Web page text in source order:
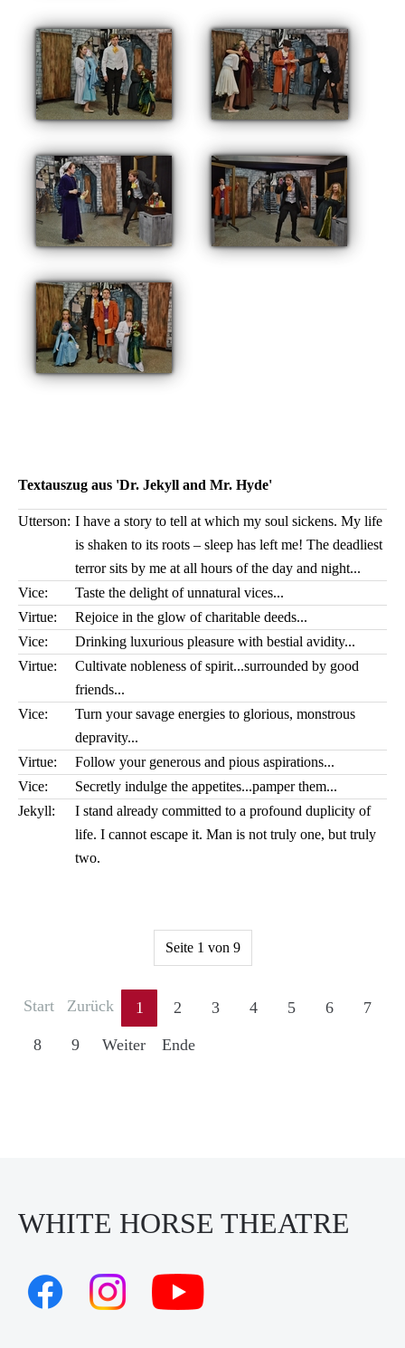
Textauszug aus 'Dr. Jekyll and Mr. Hyde'
Utterson: I have a story to tell at which my soul sickens. My life
is shaken to its roots – sleep has left me! The deadliest
terror sits by me at all hours of the day and night...
Vice:
Taste the delight of unnatural vices...
Virtue:
Rejoice in the glow of charitable deeds...
Vice:
Drinking luxurious pleasure with bestial avidity...
Virtue:
Cultivate nobleness of spirit...surrounded by good
friends...
Vice:
Turn your savage energies to glorious, monstrous
depravity...
Virtue:
Follow your generous and pious aspirations...
Vice:
Secretly indulge the appetites...pamper them...
Jekyll:
I stand already committed to a profound duplicity of
life. I cannot escape it. Man is not truly one, but truly
two.
Seite 1 von 9
Start Zurück 1 2 3 4 5 6 7
8 9 Weiter Ende
WHITE HORSE THEATRE